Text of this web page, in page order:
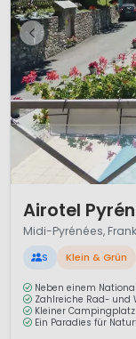
Airotel
Midi-Pyrénées,
S Klein & Grün
Neben einem
Zahlreiche Rad- und
Kleiner
Ein Paradies für